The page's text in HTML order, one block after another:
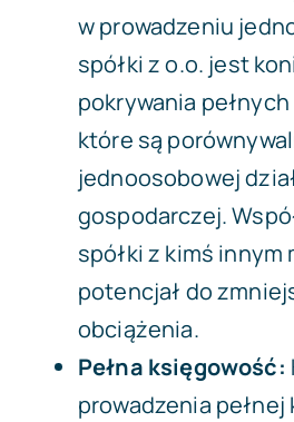
w prowadzeniu
spółki z o.o. jest
pokrywania pełnych
które są
jednoosobowej
gospodarczej.
spółki z kimś innym
potencjał do
obciążenia.
Pełna księgowość:
prowadzenia